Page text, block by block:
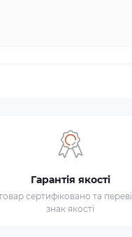
Гарантія якості
сертифіковано та
знак якості